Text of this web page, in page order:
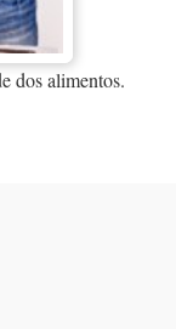
dos alimentos.